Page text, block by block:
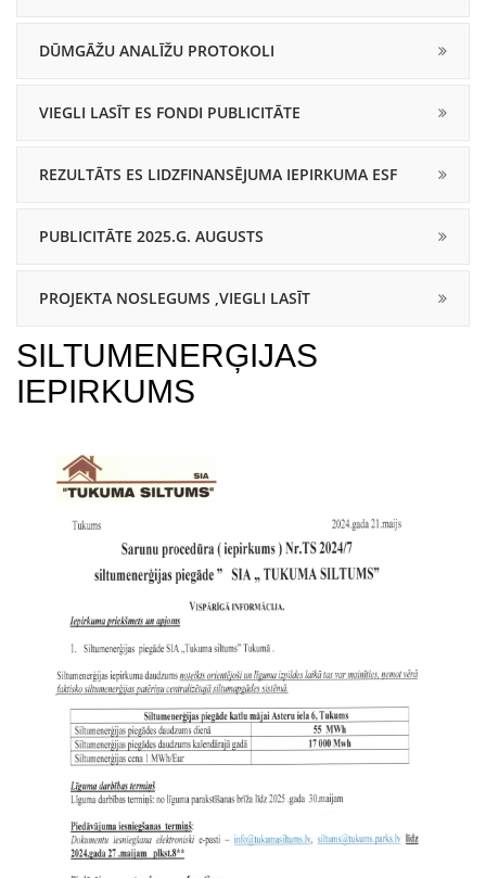
DŪMGĀŽU ANALĪŽU PROTOKOLI
VIEGLI LASĪT ES FONDI PUBLICITĀTE
REZULTĀTS ES LIDZFINANSĒJUMA IEPIRKUMA ESF
PUBLICITĀTE 2025.G. AUGUSTS
PROJEKTA NOSLEGUMS ,VIEGLI LASĪT
SILTUMENERĢIJAS
IEPIRKUMS